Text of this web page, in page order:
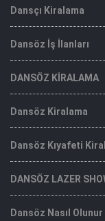
Dansçı Kiralama
Dansöz İş İlanları
DANSÖZ KİRALAMA
Dansöz Kiralama
Dansöz Kıyafeti
DANSÖZ LAZER
Dansöz Nasıl Olunur